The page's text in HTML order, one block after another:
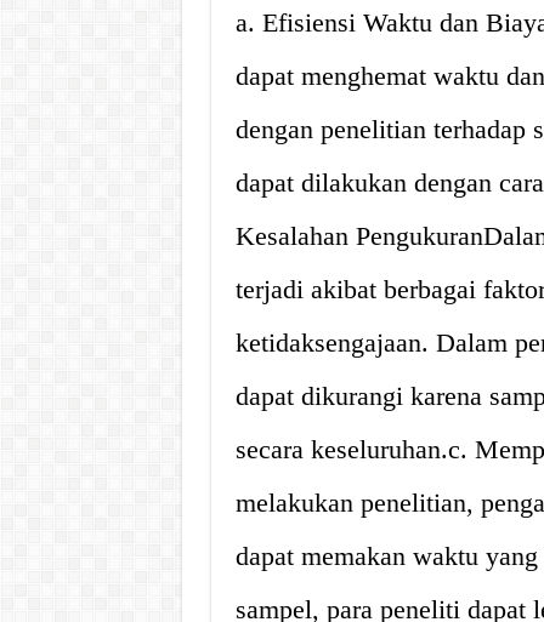
a. Efisiensi Waktu dan
dapat menghemat waktu
dengan penelitian terhadap
dapat dilakukan dengan
Kesalahan
terjadi akibat berbagai
ketidaksengajaan. Dalam
dapat dikurangi karena
secara keseluruhan.c.
melakukan penelitian,
dapat memakan waktu
sampel, para peneliti dapat